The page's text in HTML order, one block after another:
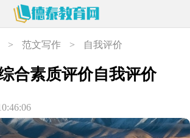
> 范文写作 > 自我评价
合素质评价自我评价